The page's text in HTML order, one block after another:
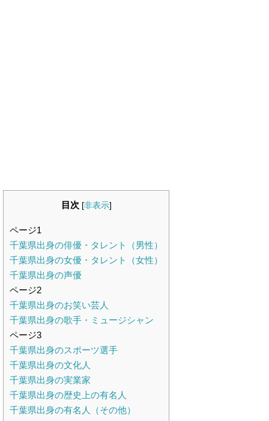
目次 [非表示]
ページ1
千葉県出身の俳優・タレント（男性）
千葉県出身の女優・タレント（女性）
千葉県出身の声優
ページ2
千葉県出身のお笑い芸人
千葉県出身の歌手・ミュージシャン
ページ3
千葉県出身のスポーツ選手
千葉県出身の文化人
千葉県出身の実業家
千葉県出身の歴史上の有名人
千葉県出身の有名人（その他）